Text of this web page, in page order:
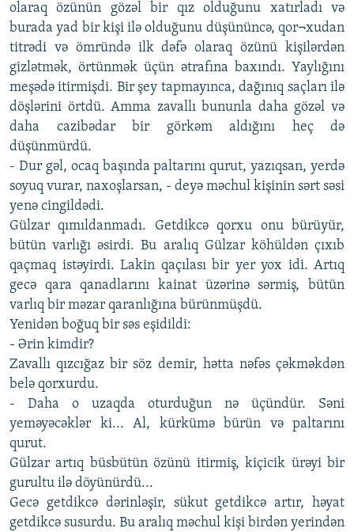
olaraq özünün gözəl bir qız olduğunu xatırladı və
burada yad bir kişi ilə olduğunu düşününcə, qor¬xudan
titrədi və ömründə ilk dəfə olaraq özünü kişilərdən
gizlətmək, örtünmək üçün ətrafına baxındı. Yaylığını
meşədə itirmişdi. Bir şey tapmayınca, dağınıq saçları ilə
döşlərini örtdü. Amma zavallı bununla daha gözəl və
daha cazibədar bir görkəm aldığını heç də
düşünmürdü.
- Dur gəl, ocaq başında paltarını qurut, yazıqsan, yerdə
soyuq vurar, naxoşlarsan, - deyə məchul kişinin sərt səsi
yenə cingildədi.
Gülzar qımıldanmadı. Getdikcə qorxu onu bürüyür,
bütün varlığı əsirdi. Bu aralıq Gülzar köhüldən çıxıb
qaçmaq istəyirdi. Lakin qaçılası bir yer yox idi. Artıq
gecə qara qanadlarını kainat üzərinə sərmiş, bütün
varlıq bir məzar qaranlığına bürünmüşdü.
Yenidən boğuq bir səs eşidildi:
- Ərin kimdir?
Zavallı qızcığaz bir söz demir, hətta nəfəs çəkməkdən
belə qorxurdu.
- Daha o uzaqda oturduğun nə üçündür. Səni
yeməyəcəklər ki... Al, kürkümə bürün və paltarını
qurut.
Gülzar artıq büsbütün özünü itirmiş, kiçicik ürəyi bir
gurultu ilə döyünürdü...
Gecə getdikcə dərinləşir, sükut getdikcə artır, həyat
getdikcə susurdu. Bu aralıq məchul kişi birdən yerindən